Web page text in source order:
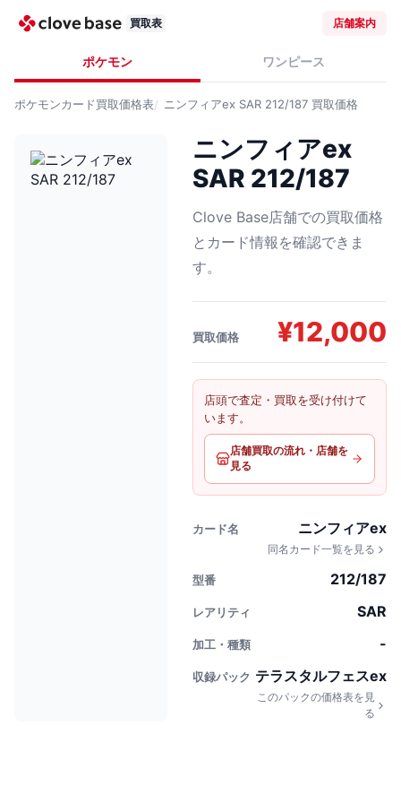
買取表 店舗案内
ポケモン ワンピース
ポケモンカード買取価格表 ニンフィアex SAR 212/187 買取価格
ニンフィアex
SAR 212/187
Clove Base店舗での買取価格
とカード情報を確認できま
す。
買取価格 ¥12,000
店頭で査定・買取を受け付けて
います。
店舗買取の流れ・店舗を
見る
カード名 ニンフィアex
同名カード一覧を見る
型番 212/187
レアリティ SAR
加工・種類 -
収録パック テラスタルフェスex
このパックの価格表を見
る